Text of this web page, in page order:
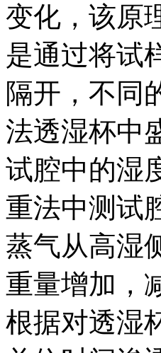
变化，该原
是通过将试
隔开，不同
法透湿杯中
试腔中的湿
重法中测试
蒸气从高湿
重量增加，
根据对透湿